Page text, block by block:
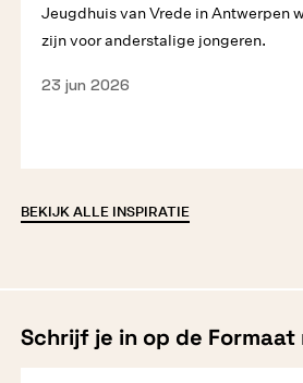
Jeugdhuis van Vrede in Antwerpen
zijn voor anderstalige jongeren.
23 jun 2026
BEKIJK ALLE INSPIRATIE
Schrijf je in op de